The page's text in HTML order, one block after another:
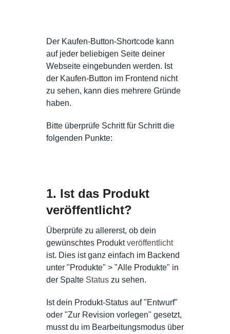
Der Kaufen-Button-Shortcode kann
auf jeder beliebigen Seite deiner
Webseite eingebunden werden. Ist
der Kaufen-Button im Frontend nicht
zu sehen, kann dies mehrere Gründe
haben.
Bitte überprüfe Schritt für Schritt die
folgenden Punkte:
1. Ist das Produkt
veröffentlicht?
Überprüfe zu allererst, ob dein
gewünschtes Produktveröffentlicht
ist. Dies ist ganz einfach im Backend
unter "Produkte" > "Alle Produkte" in
der Spalte Status zu sehen.
Ist dein Produkt-Status auf "Entwurf"
oder "Zur Revision vorlegen" gesetzt,
musst du im Bearbeitungsmodus über